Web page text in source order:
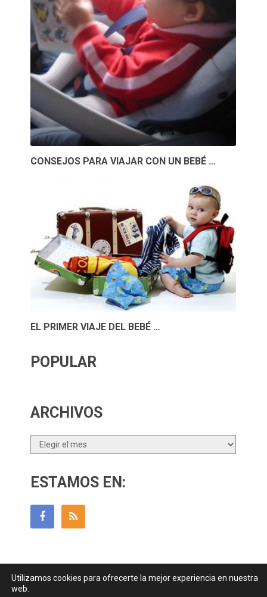
CONSEJOS PARA VIAJAR CON UN BEBÉ …
EL PRIMER VIAJE DEL BEBÉ …
POPULAR
ARCHIVOS
Archivos
ESTAMOS EN:
Utilizamos cookies para ofrecerte la mejor experiencia en nuestra
web.